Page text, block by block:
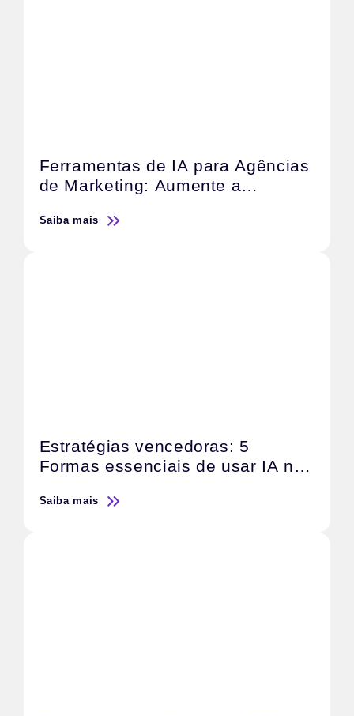
Ferramentas de IA para Agências
de Marketing: Aumente a
Serviço.
Saiba mais
Estratégias vencedoras: 5
Formas essenciais de usar IA no
Saiba mais